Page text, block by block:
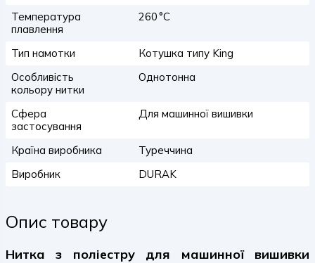
Температура
плавлення
260 °C
Тип намотки
Котушка типу King
Особливість
кольору нитки
Однотонна
Сфера
застосування
Для машинної вишивки
Країна виробника
Туреччина
Виробник
DURAK
Опис товару
Нитка з поліестру для машинної вишивки